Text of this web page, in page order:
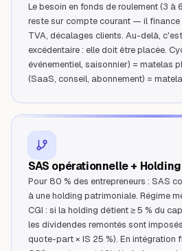
Le besoin en fonds de roulement (3 à
reste sur compte courant — il finance
TVA, décalages clients. Au-delà,
excédentaire : elle doit être placée.
événementiel, saisonnier) = matelas
(SaaS, conseil, abonnement) =
SAS opérationnelle +
Pour 80 % des entrepreneurs : SAS
à une holding patrimoniale. Régime
CGI : si la holding détient ≥ 5 % du
les dividendes remontés sont
quote-part × IS 25 %). En intégration